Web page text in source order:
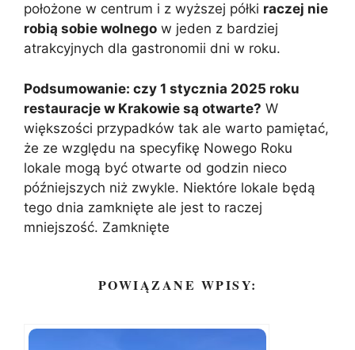
położone w centrum i z wyższej półki raczej nie
robią sobie wolnego w jeden z bardziej
atrakcyjnych dla gastronomii dni w roku.
Podsumowanie: czy 1 stycznia 2025 roku
restauracje w Krakowie są otwarte? W
większości przypadków tak ale warto pamiętać,
że ze względu na specyfikę Nowego Roku
lokale mogą być otwarte od godzin nieco
późniejszych niż zwykle. Niektóre lokale będą
tego dnia zamknięte ale jest to raczej
mniejszość. Zamknięte
POWIĄZANE WPISY: